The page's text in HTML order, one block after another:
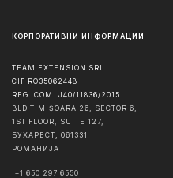
КОРПОРАТИВНИ ИНФОРМАЦИИ
TEAM EXTENSION SRL
CIF RO35062448
REG. COM. J40/11836/2015
BLD TIMIȘOARA 26, SECTOR 6,
1ST FLOOR, SUITE 127,
БУХАРЕСТ
061331
РОМАНИЈА
+1 650 297 6550